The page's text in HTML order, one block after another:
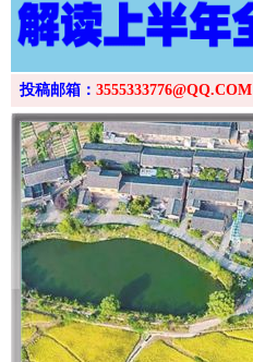
投稿邮箱： 3555333776@QQ.COM